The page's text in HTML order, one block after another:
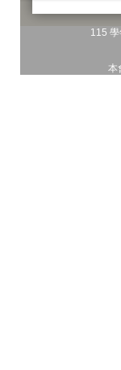
115
本